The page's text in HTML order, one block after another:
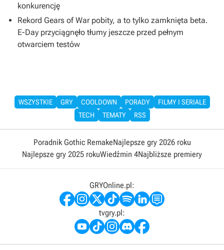
konkurencję
Rekord Gears of War pobity, a to tylko zamknięta beta.
E-Day przyciągnęło tłumy jeszcze przed pełnym
otwarciem testów
WSZYSTKIE GRY COOLDOWN PORADY
FILMY I SERIALE
TECH
TEMATY RSS
Poradnik Gothic RemakeNajlepsze gry 2026 roku
Najlepsze gry 2025 rokuWiedźmin 4Najbliższe premiery
GRYOnline.pl:
tvgry.pl: